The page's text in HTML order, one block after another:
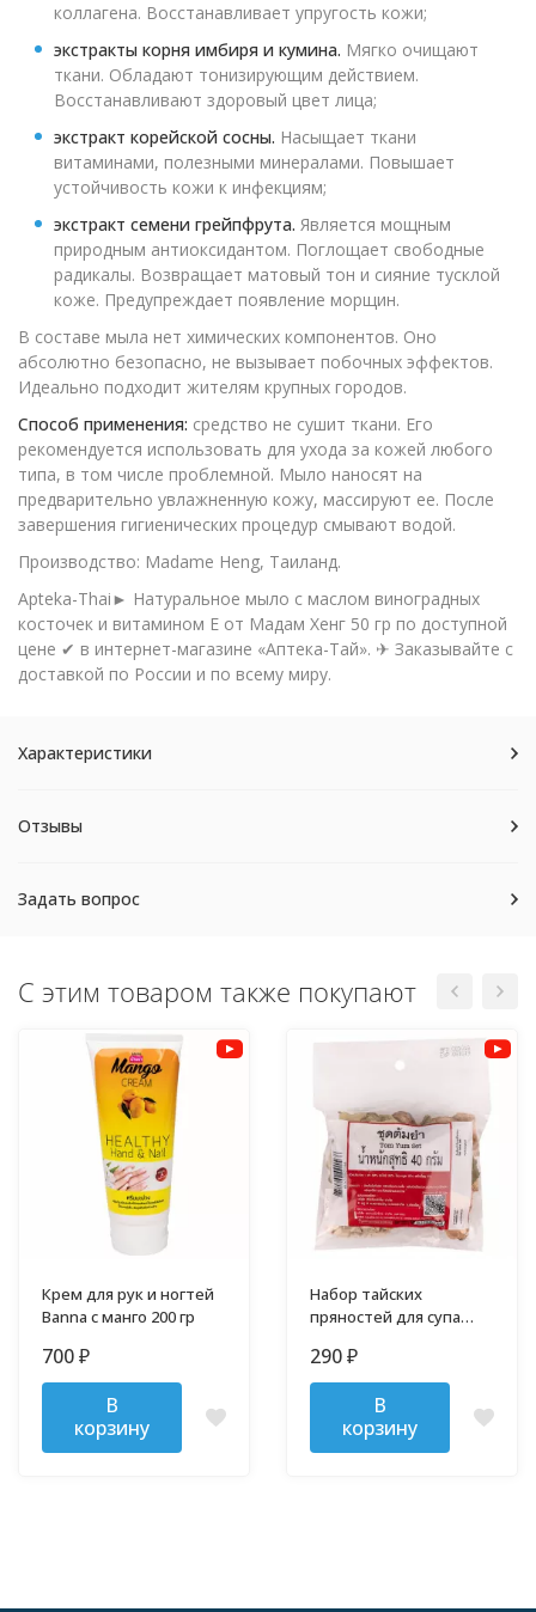
коллагена. Восстанавливает упругость кожи;
экстракты корня имбиря и кумина. Мягко очищают
ткани. Обладают тонизирующим действием.
Восстанавливают здоровый цвет лица;
экстракт корейской сосны. Насыщает ткани
витаминами, полезными минералами. Повышает
устойчивость кожи к инфекциям;
экстракт семени грейпфрута. Является мощным
природным антиоксидантом. Поглощает свободные
радикалы. Возвращает матовый тон и сияние тусклой
коже. Предупреждает появление морщин.
В составе мыла нет химических компонентов. Оно
абсолютно безопасно, не вызывает побочных эффектов.
Идеально подходит жителям крупных городов.
Способ применения: средство не сушит ткани. Его
рекомендуется использовать для ухода за кожей любого
типа, в том числе проблемной. Мыло наносят на
предварительно увлажненную кожу, массируют ее. После
завершения гигиенических процедур смывают водой.
Производство: Madame Heng, Таиланд.
Apteka-Thai► Натуральное мыло с маслом виноградных
косточек и витамином Е от Мадам Хенг 50 гр по доступной
цене ✔ в интернет-магазине «Аптека-Тай». ✈ Заказывайте с
доставкой по России и по всему миру.
Характеристики
Отзывы
Задать вопрос
С этим товаром также покупают
Крем для рук и ногтей
Banna c манго 200 гр
700 ₽
В
корзину
Набор тайских
пряностей для супа
290 ₽
В
корзину